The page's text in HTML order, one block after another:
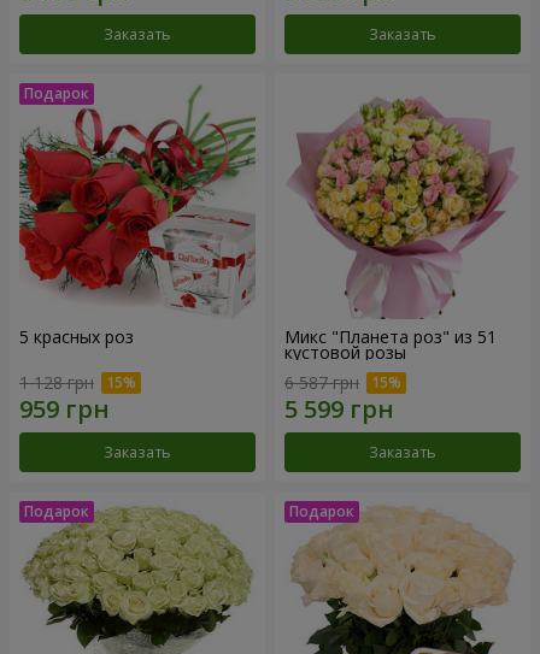
Заказать Заказать
5 красных роз
1 128 грн
Заказать
Микс "Планета роз" из 51
кустовой розы
6 587 грн
Заказать